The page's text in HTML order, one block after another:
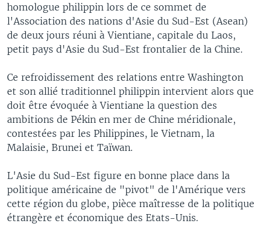
homologue philippin lors de ce sommet de
l'Association des nations d'Asie du Sud-Est (Asean)
de deux jours réuni à Vientiane, capitale du Laos,
petit pays d'Asie du Sud-Est frontalier de la Chine.
Ce refroidissement des relations entre Washington
et son allié traditionnel philippin intervient alors que
doit être évoquée à Vientiane la question des
ambitions de Pékin en mer de Chine méridionale,
contestées par les Philippines, le Vietnam, la
Malaisie, Brunei et Taïwan.
L'Asie du Sud-Est figure en bonne place dans la
politique américaine de "pivot" de l'Amérique vers
cette région du globe, pièce maîtresse de la politique
étrangère et économique des Etats-Unis.